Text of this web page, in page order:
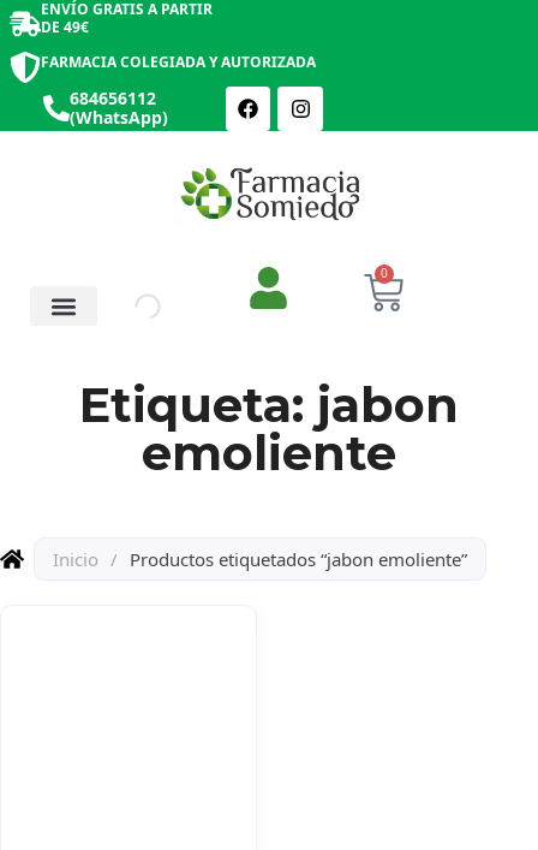
ENVÍO GRATIS A PARTIR
DE 49€
FARMACIA COLEGIADA Y AUTORIZADA
684656112
(WhatsApp)
0
Etiqueta: jabon
emoliente
Inicio / Productos etiquetados “jabon emoliente”